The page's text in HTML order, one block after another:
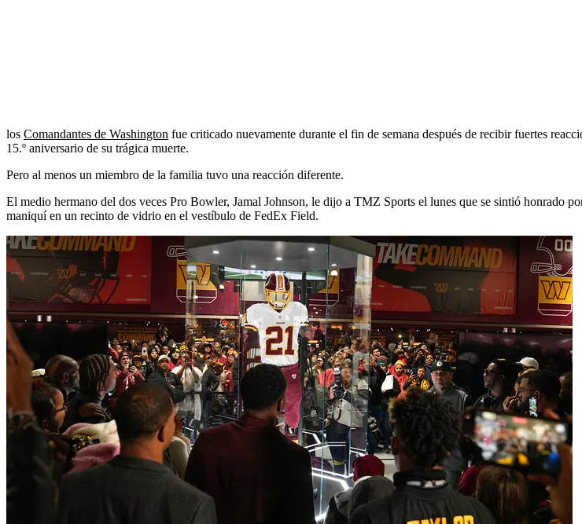
los Comandantes de Washington fue criticado nuevamente durante el fin de semana después de recibir fuertes
15.º aniversario de su trágica muerte.
Pero al menos un miembro de la familia tuvo una reacción diferente.
El medio hermano del dos veces Pro Bowler, Jamal Johnson, le dijo a TMZ Sports el lunes que se sintió honrado
maniquí en un recinto de vidrio en el vestíbulo de FedEx Field.